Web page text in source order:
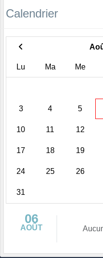
Calendrier
Lu Ma Me
3 4 5
10 11 12
17 18 19
24 25 26
31
06
AOÛT